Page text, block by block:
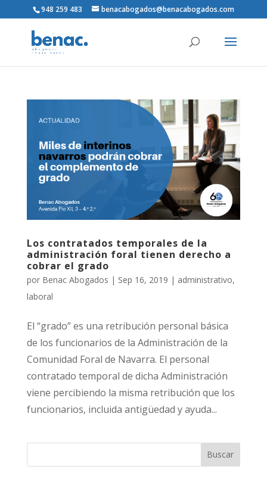
948 259 483 benacabogados@benacabogados.com
Los contratados temporales de la
administración foral tienen derecho a
cobrar el grado
por Benac Abogados | Sep 16, 2019 | administrativo,
laboral
El “grado” es una retribución personal básica
de los funcionarios de la Administración de la
Comunidad Foral de Navarra. El personal
contratado temporal de dicha Administración
viene percibiendo la misma retribución que los
funcionarios, incluida antigüedad y ayuda...